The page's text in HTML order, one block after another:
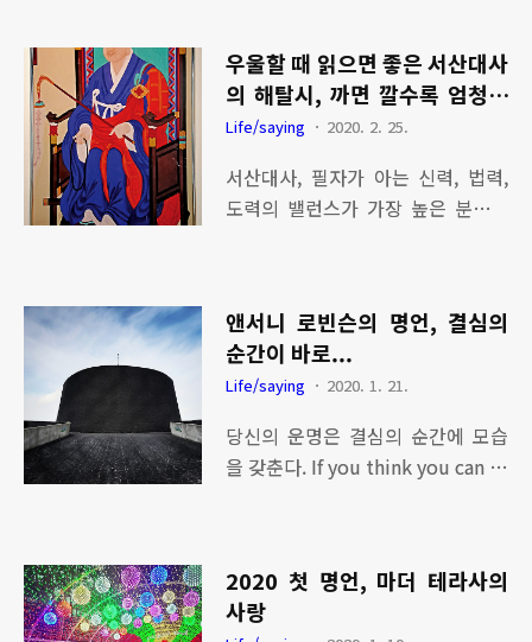
것을 시작하라! 새로운 일을 시작하
는 용기 속에 당신의 천재성과 능력
과 기적이 모두 숨어있다. 부산에서
삼락공원만큼 시원한 곳은 없는 것
같다. 봄이 오는 길 sepaktakraw.lif
e
한민국 파이팅~ "모든 단점은 장점
이 될 수 있다". Defect can be Mer
it - 라오넬 메시- [관련글] ▶ 생텍
라! ▶ 아리스토텔레스 명언, 누군가
를 사랑한다는 것은? ▶ 앤서니 로
바탕을 가꾸라 ▶ 아인슈타인 명언
중 가장 와 닿는 명언! 아인슈타인
명언 중 가장 와 닿는 명언! 역사상
가장 똑똑한 과학자인 아인슈타인은
수 많은 업적을 남겼다. 그의 이론 중
상대성 이론은 빛을 빼고는 모든 시
우울할 때 읽으면 좋은 서산대사
의 해탈시, 까면 깔수록 엄청난
서산대사의 매력
Life/saying 2020. 2. 25.
서산대사, 필자가 아는 신력, 법력,
도력의 밸런스가 가장 높은 분으로
사와 도술 시합을 했다는 구전등 이
외 임진왜란 당시 나라를 구하기 위
해 몸소 행동을 보여주는 분이다. 무
엇보다 서산대사의 매력은 우주 만
물의 이치를 탐구하고 그것을 바탕
으로 우리나라를 이롭게하기 위해
이란 경전을 새롭게 탐구하게 된다.
천부경은 우주창조의 이치를 81자
앤서니 로빈슨의 명언, 결심의
순간이 바로...
Life/saying 2020. 1. 21.
당신의 운명은 결심의 순간에 모습
을 갖춘다. If you think you can or
아인슈타인 명언 중 가장 와 닿는 명
언! ▶ 촉촉히 비내리는 날, 술 명언
2020 첫 명언, 마더 테라사의
사랑